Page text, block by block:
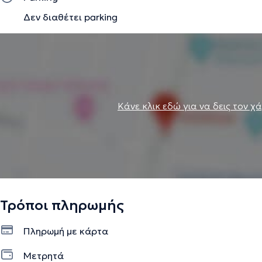
Δεν διαθέτει parking
Κάνε κλικ εδώ για να δεις τον
Τρόποι πληρωμής
Πληρωμή με κάρτα
Μετρητά